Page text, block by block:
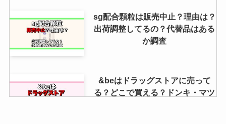
sg配合顆粒は販売中止？理由は？
出荷調整してるの？代替品はある
か調査
&beはドラッグストアに売って
る？どこで買える？ドンキ・マツ